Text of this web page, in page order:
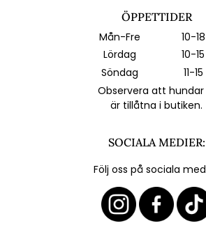
ÖPPETTIDER
Mån-Fre
10-18
Lördag
10-15
Söndag
11-15
Observera att hundar
är tillåtna i butiken.
SOCIALA MEDIER:
Följ oss på sociala